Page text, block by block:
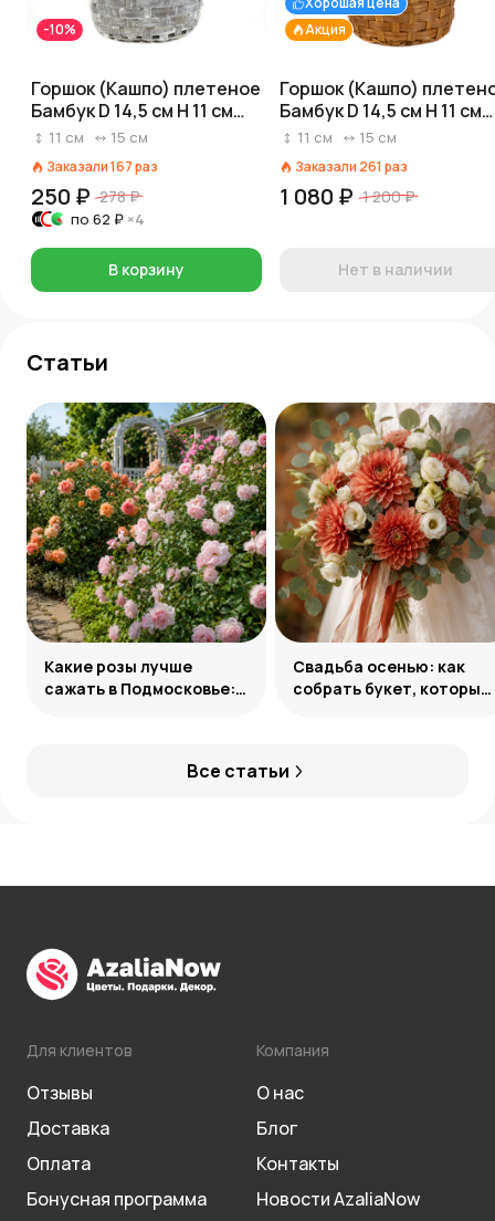
-10%
Горшок (Кашпо) плетеное
Бамбук D 14,5 см H 11 см
Серый
11 см 15 см
Заказали167раз
250 ₽ 278 ₽
по 62 ₽ ×4
В корзину
Акция
Горшок (Кашпо)
Бамбук D 14,5 см H 11 см
Коричневый
11 см 15 см
Заказали 261 раз
1 080 ₽ 1 200 ₽
Нет в наличии
Статьи
Все статьи
Какие розы лучше
сажать в Подмосковье:
Свадьба осенью: как
собрать букет, который
Для клиентов
Отзывы
Доставка
Оплата
Бонусная программа
Компания
О нас
Блог
Контакты
Новости AzaliaNow